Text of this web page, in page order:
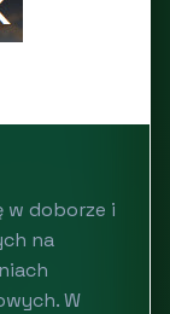
w doborze i
na
W